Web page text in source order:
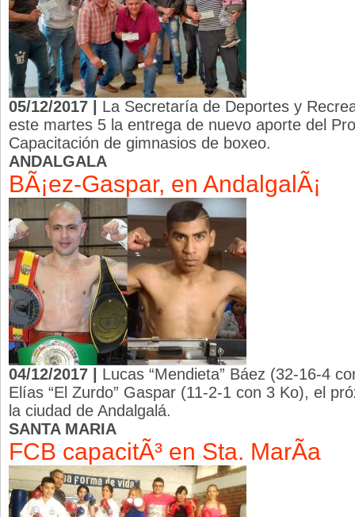
05/12/2017 | La Secretaría de Deportes y
este martes 5 la entrega de nuevo aporte del
Capacitación de gimnasios de boxeo.
ANDALGALA
BÃ¡ez-Gaspar, en AndalgalÃ¡
04/12/2017 | Lucas “Mendieta” Báez (32-16-4
Elías “El Zurdo” Gaspar (11-2-1 con 3 Ko), el
la ciudad de Andalgalá.
SANTA MARIA
FCB capacitÃ³ en Sta. MarÃ­a